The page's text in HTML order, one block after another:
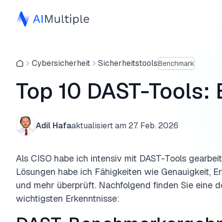
Cybersicherheit SicherheitstoolsBenchmark
Top 10 DAST-
Adil Hafaaktualisiert am 27. Feb. 2026
Als CISO habe ich intensiv mit DAST-Tools
Lösungen habe ich Fähigkeiten wie Genauigkeit,
und mehr überprüft. Nachfolgend finden Sie eine
wichtigsten Erkenntnisse: